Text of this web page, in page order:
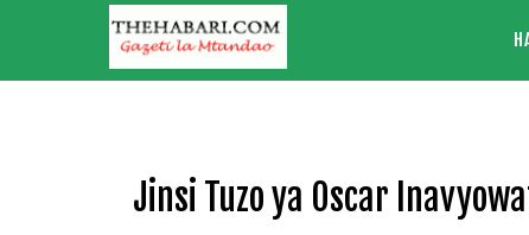
Jinsi Tuzo ya Oscar